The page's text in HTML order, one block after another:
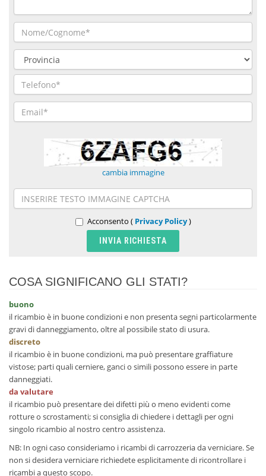
cambia immagine
Acconsento ( Privacy Policy)
COSA SIGNIFICANO GLI STATI?
buono
il ricambio è in buone condizioni e non presenta segni particolarmente
gravi di danneggiamento, oltre al possibile stato di usura.
discreto
il ricambio è in buone condizioni, ma può presentare graffiature
vistose; parti quali cerniere, ganci o simili possono essere in parte
danneggiati.
da valutare
il ricambio può presentare dei difetti più o meno evidenti come
rotture o scrostamenti; si consiglia di chiedere i dettagli per ogni
singolo ricambio al nostro centro assistenza.
NB: In ogni caso consideriamo i ricambi di carrozzeria da verniciare. Se
non si desidera verniciare richiedete esplicitamente di ricontrollare i
ricambi a questo scopo.